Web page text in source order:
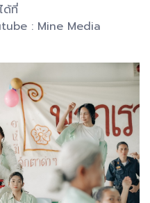
ด้ที่
: Mine Media